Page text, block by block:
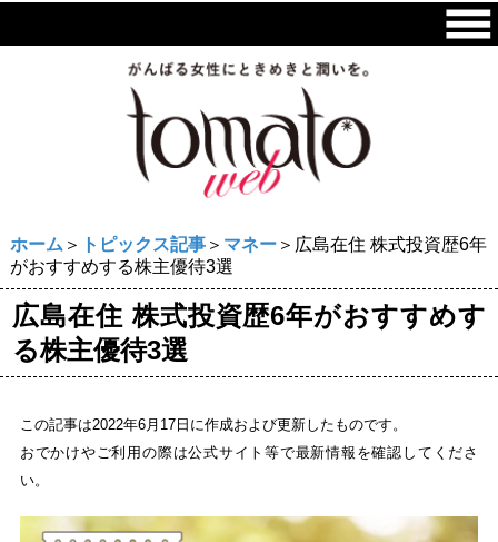
ホーム ＞ トピックス記事＞ マネー＞広島在住 株式投資歴6年
がおすすめする株主優待3選
広島在住 株式投資歴6年がおすすめす
る株主優待3選
この記事は2022年6月17日に作成および更新したものです。
おでかけやご利用の際は公式サイト等で最新情報を確認してくださ
い。